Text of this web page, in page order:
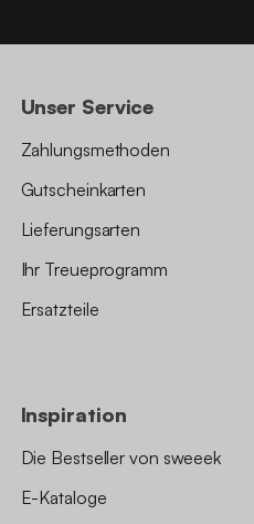
Unser Service
Zahlungsmethoden
Gutscheinkarten
Lieferungsarten
Ihr Treueprogramm
Ersatzteile
Inspiration
Die Bestseller von sweeek
E-Kataloge